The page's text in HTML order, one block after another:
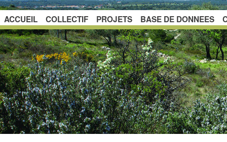
ACCUEIL COLLECTIF PROJETS BASE DE DONNEES